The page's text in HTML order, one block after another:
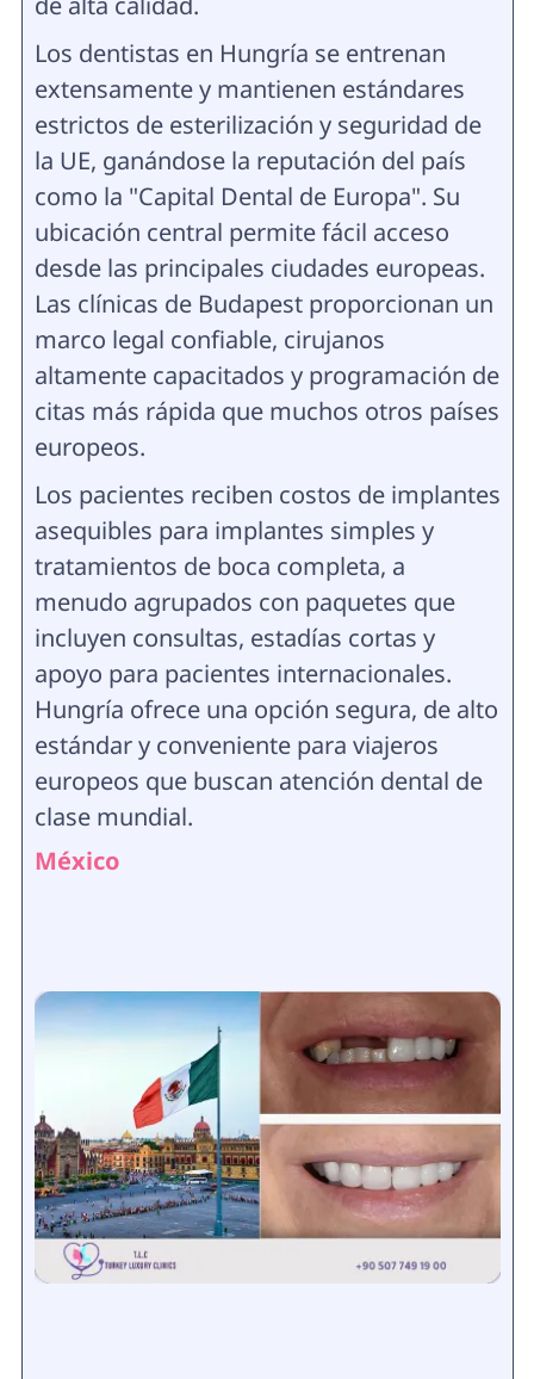
Los dentistas en Hungría se entrenan
extensamente y mantienen estándares
estrictos de esterilización y seguridad de
la UE, ganándose la reputación del país
como la "Capital Dental de Europa". Su
ubicación central permite fácil acceso
desde las principales ciudades europeas.
Las clínicas de Budapest proporcionan un
marco legal confiable, cirujanos
altamente capacitados y programación de
citas más rápida que muchos otros países
europeos.
Los pacientes reciben costos de implantes
asequibles para implantes simples y
tratamientos de boca completa, a
menudo agrupados con paquetes que
incluyen consultas, estadías cortas y
apoyo para pacientes internacionales.
Hungría ofrece una opción segura, de alto
estándar y conveniente para viajeros
europeos que buscan atención dental de
clase mundial.
México